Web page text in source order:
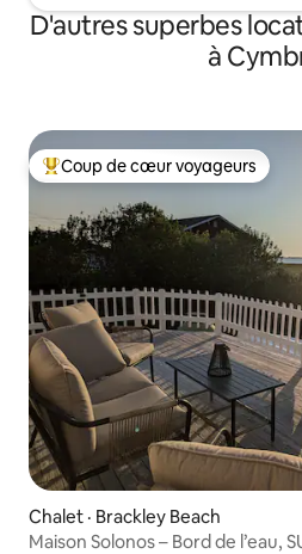
D'autres superbes
à
Coup de cœur voyageurs parmi
Coup de cœur voyageurs
Chalet · Brackley Beach
Maison Solonos – Bord de l’eau,